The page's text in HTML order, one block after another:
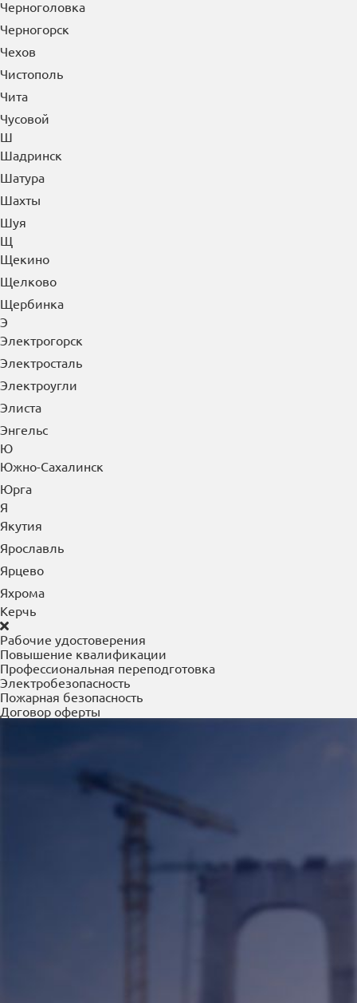
Черноголовка
Черногорск
Чехов
Чистополь
Чита
Чусовой
Ш
Шадринск
Шатура
Шахты
Шуя
Щ
Щекино
Щелково
Щербинка
Э
Электрогорск
Электросталь
Электроугли
Элиста
Энгельс
Ю
Южно-Сахалинск
Юрга
Я
Якутия
Ярославль
Ярцево
Яхрома
Керчь
Рабочие удостоверения
Повышение квалификации
Профессиональная переподготовка
Электробезопасность
Пожарная безопасность
Договор оферты